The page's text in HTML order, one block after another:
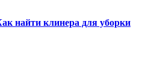
найти клинера для уборки